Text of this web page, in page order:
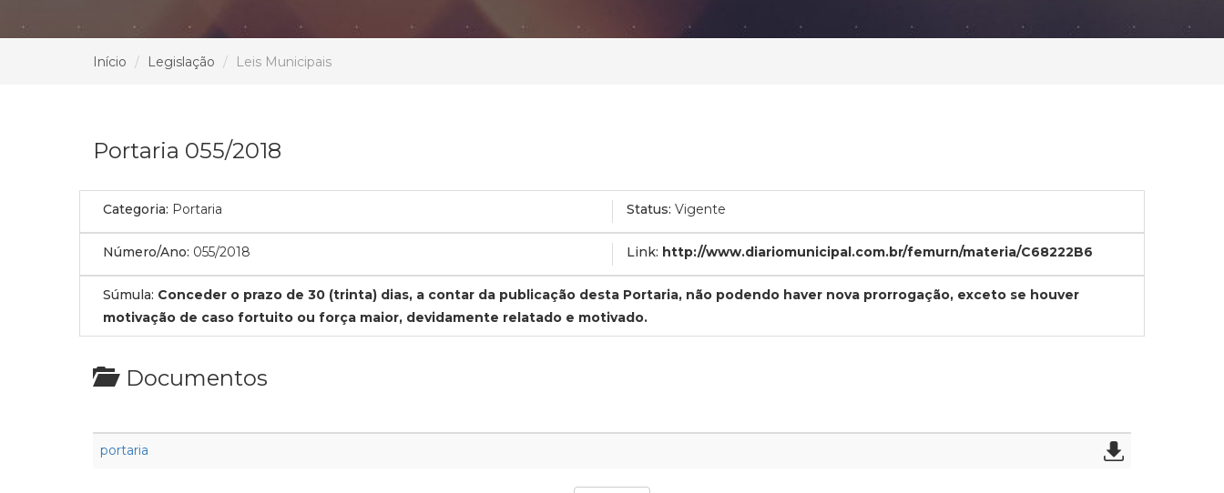
Início Legislação Leis Municipais
Portaria 055/2018
Categoria: Portaria Status: Vigente
Número/Ano: 055/2018 Link: http://www.diariomunicipal.com.br/femurn/materia/C68222B6
Súmula: Conceder o prazo de 30 (trinta) dias, a contar da publicação desta Portaria, não podendo haver nova prorrogação, exceto se houver
motivação de caso fortuito ou força maior, devidamente relatado e motivado.
Documentos
portaria